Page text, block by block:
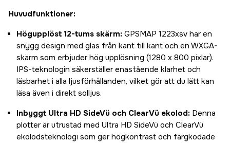
Huvudfunktioner:
Högupplöst 12-tums skärm: GPSMAP 1223xsv har en
snygg design med glas från kant till kant och en WXGA-
skärm som erbjuder hög upplösning (1280 x 800 pixlar).
IPS-teknologin säkerställer enastående klarhet och
läsbarhet i alla ljusförhållanden, vilket gör att du lätt kan
läsa även i direkt solljus.
Inbyggt Ultra HD SideVü och ClearVü ekolod: Denna
plotter är utrustad med Ultra HD SideVü och ClearVü
ekolodsteknologi som ger högkontrast och färgkodade